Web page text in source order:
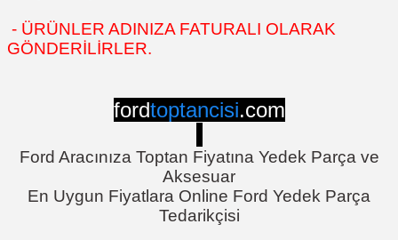
- ÜRÜNLER ADINIZA FATURALI OLARAK
GÖNDERİLİRLER.
fordtoptancisi.com
Ford Aracınıza Toptan Fiyatına Yedek Parça ve
Aksesuar
En Uygun Fiyatlara Online Ford Yedek Parça
Tedarikçisi